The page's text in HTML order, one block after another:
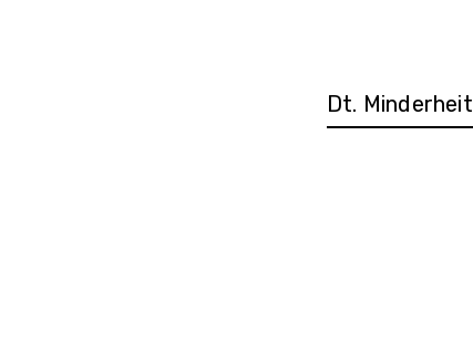
Dt. Minderheit